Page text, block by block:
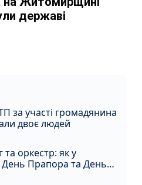
державі
за участі громадянина
двоє людей
оркестр: як у
День Прапора та День